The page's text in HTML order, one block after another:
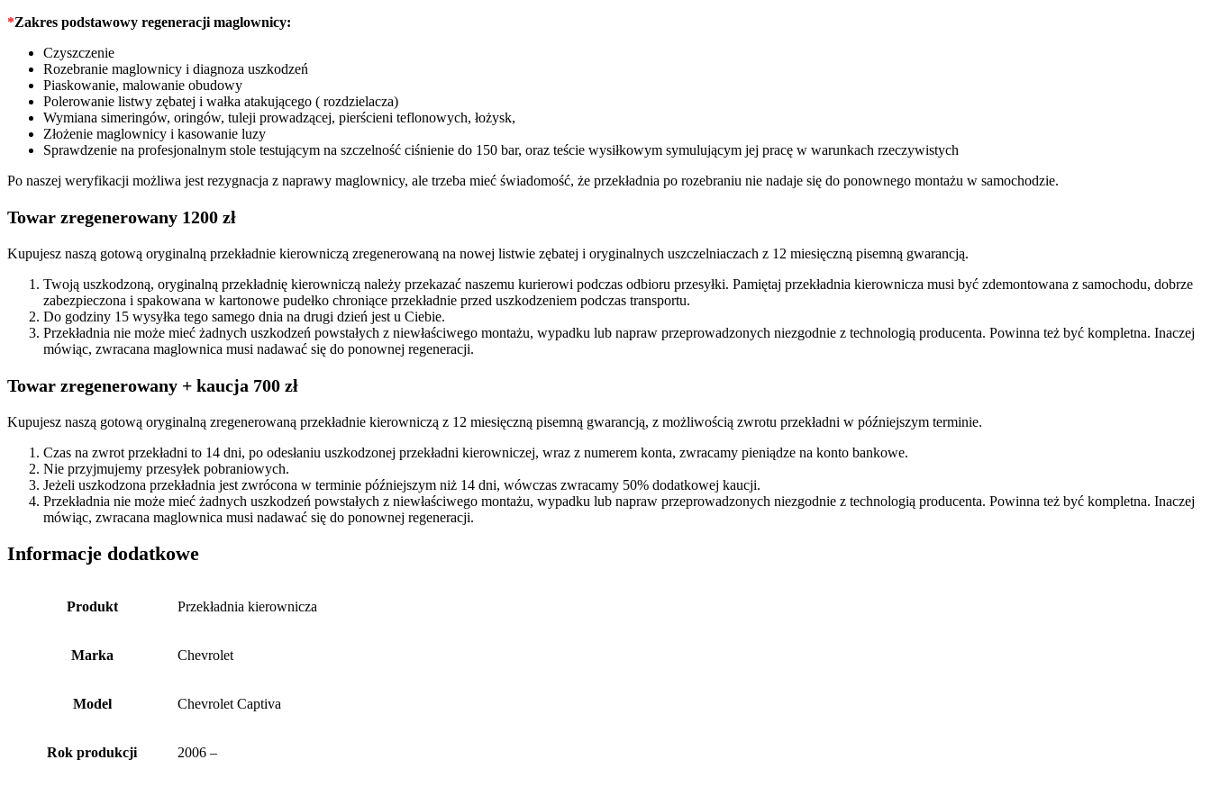
*Zakres podstawowy regeneracji maglownicy:
Czyszczenie
Rozebranie maglownicy i diagnoza uszkodzeń
Piaskowanie, malowanie obudowy
Polerowanie listwy zębatej i wałka atakującego ( rozdzielacza)
Wymiana simeringów, oringów, tuleji prowadzącej, pierścieni teflonowych, łożysk,
Złożenie maglownicy i kasowanie luzy
Sprawdzenie na profesjonalnym stole testującym na szczelność ciśnienie do 150 bar, oraz teście wysiłkowym symulującym jej pracę w warunkach rzeczywistych
Po naszej weryfikacji możliwa jest rezygnacja z naprawy maglownicy, ale trzeba mieć świadomość, że przekładnia po rozebraniu nie nadaje się do ponownego montażu w samochodzie.
Towar zregenerowany 1200 zł
Kupujesz naszą gotową oryginalną przekładnie kierowniczą zregenerowaną na nowej listwie zębatej i oryginalnych uszczelniaczach z 12 miesięczną pisemną gwarancją.
Twoją uszkodzoną, oryginalną przekładnię kierowniczą należy przekazać naszemu kurierowi podczas odbioru przesyłki. Pamiętaj przekładnia kierownicza musi być zdemontowana z samochodu, dobrze
zabezpieczona i spakowana w kartonowe pudełko chroniące przekładnie przed uszkodzeniem podczas transportu.
Do godziny 15 wysyłka tego samego dnia na drugi dzień jest u Ciebie.
Przekładnia nie może mieć żadnych uszkodzeń powstałych z niewłaściwego montażu, wypadku lub napraw przeprowadzonych niezgodnie z technologią producenta. Powinna też być kompletna. Inaczej
mówiąc, zwracana maglownica musi nadawać się do ponownej regeneracji.
Towar zregenerowany + kaucja 700 zł
Kupujesz naszą gotową oryginalną zregenerowaną przekładnie kierowniczą z 12 miesięczną pisemną gwarancją, z możliwością zwrotu przekładni w późniejszym terminie.
Czas na zwrot przekładni to 14 dni, po odesłaniu uszkodzonej przekładni kierowniczej, wraz z numerem konta, zwracamy pieniądze na konto bankowe.
Nie przyjmujemy przesyłek pobraniowych.
Jeżeli uszkodzona przekładnia jest zwrócona w terminie późniejszym niż 14 dni, wówczas zwracamy 50% dodatkowej kaucji.
Przekładnia nie może mieć żadnych uszkodzeń powstałych z niewłaściwego montażu, wypadku lub napraw przeprowadzonych niezgodnie z technologią producenta. Powinna też być kompletna. Inaczej
mówiąc, zwracana maglownica musi nadawać się do ponownej regeneracji.
Informacje dodatkowe
Produkt Przekładnia kierownicza
Marka Chevrolet
Model Chevrolet Captiva
Rok produkcji 2006 –